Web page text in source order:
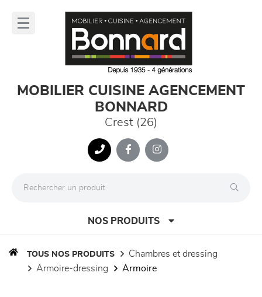
MOBILIER CUISINE AGENCEMENT
BONNARD
Crest (26)
NOS PRODUITS
TOUS NOS PRODUITS
chambres et dressing
armoire-dressing
armoire